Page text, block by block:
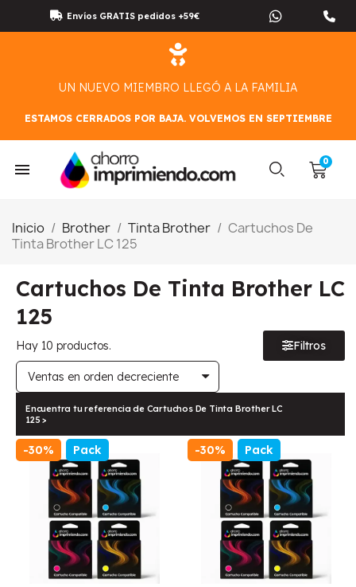
Envíos GRATIS pedidos +59€
UN NUEVO MIEMBRO LLEGÓ A LA FAMILIA
ESTAMOS CERRADOS POR BAJA. VOLVEMOS EN SEPTIEMBRE
Inicio Brother Tinta Brother
Cartuchos De
Tinta Brother LC 125
Cartuchos De Tinta Brother LC
125
Hay 10 productos. Filtros
Encuentra tu referencia de Cartuchos De Tinta Brother LC
125 >
-30% Pack -30% Pack